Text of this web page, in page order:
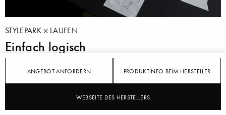
ANGEBOT ANFORDERN PRODUKTINFO BEIM HERSTELLER
WEBSEITE DES HERSTELLERS
STYLEPARK LAUFEN
Einfach logisch
Mit "LANI" hat Toan Nguyen für Laufen ein
vielseitiges Badmöbelset entworfen, das reichlich